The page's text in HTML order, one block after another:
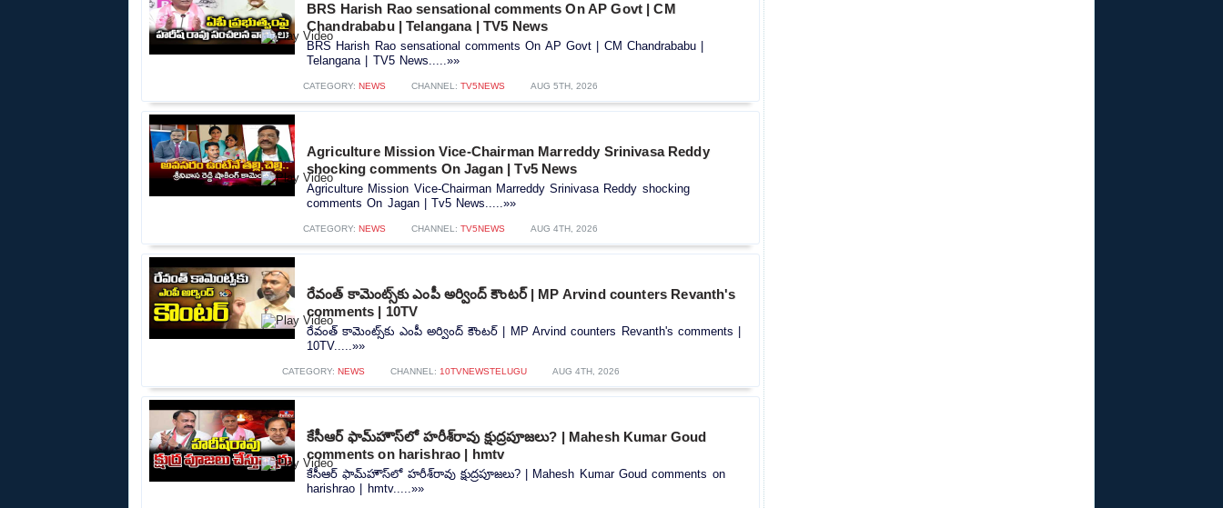
BRS Harish Rao sensational comments On AP Govt | CM
Chandrababu | Telangana | TV5 News
BRS Harish Rao sensational comments On AP Govt | CM Chandrababu |
Telangana | TV5 News.....»»
CATEGORY: NEWS CHANNEL: TV5NEWS AUG 5TH, 2026
Agriculture Mission Vice-Chairman Marreddy Srinivasa Reddy
shocking comments On Jagan | Tv5 News
Agriculture Mission Vice-Chairman Marreddy Srinivasa Reddy shocking
comments On Jagan | Tv5 News.....»»
CATEGORY: NEWS CHANNEL: TV5NEWS AUG 4TH, 2026
రేవంత్ కామెంట్స్‌కు ఎంపీ అర్వింద్ కౌంటర్ | MP Arvind counters Revanth's
comments | 10TV
రేవంత్ కామెంట్స్‌కు ఎంపీ అర్వింద్ కౌంటర్ | MP Arvind counters Revanth's comments |
10TV.....»»
CATEGORY: NEWS CHANNEL: 10TVNEWSTELUGU AUG 4TH, 2026
కేసీఆర్ ఫామ్‌హౌస్‌లో హరీశ్‌రావు క్షుద్రపూజలు? | Mahesh Kumar Goud
comments on harishrao | hmtv
కేసీఆర్ ఫామ్‌హౌస్‌లో హరీశ్‌రావు క్షుద్రపూజలు? | Mahesh Kumar Goud comments on
harishrao | hmtv.....»»